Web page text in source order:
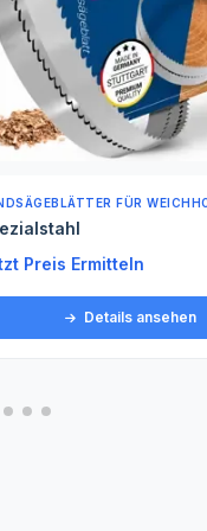
(METERWARE)
gehärtet
Preis Ermitteln
Details ansehen